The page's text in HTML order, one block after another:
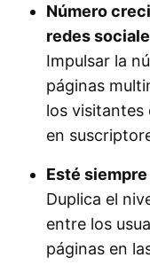
Número
redes
Impulsar la
páginas
los visitantes
en
Esté
Duplica el
entre los
páginas en